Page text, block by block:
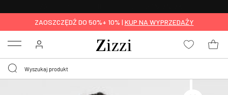
ZAOSZCZĘDŹ DO 50%+ 10% | KUP NA WYPRZEDAŻY
Menu